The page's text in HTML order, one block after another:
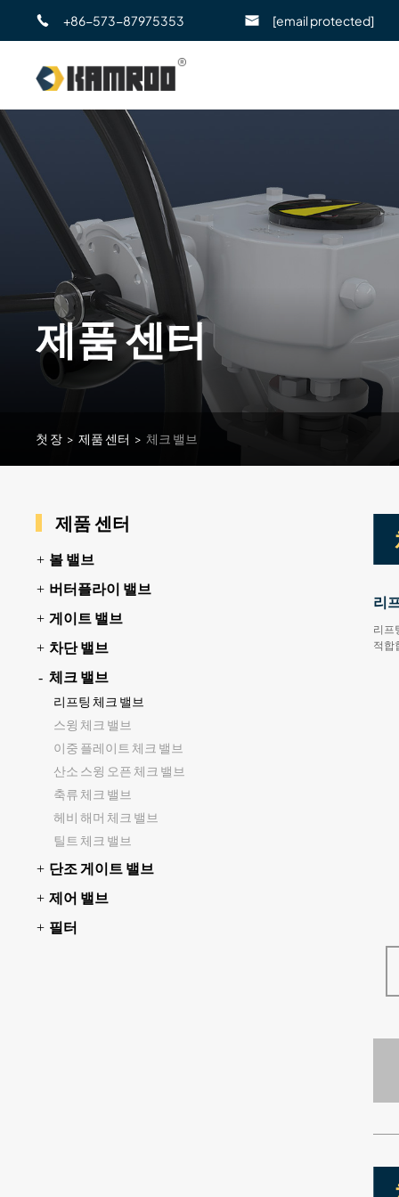
+86-573-87975353 [email protected]
제품 센터
첫 장 > 제품 센터 > 체크 밸브
제품 센터
볼 밸브
버터플라이 밸브
게이트 밸브
차단 밸브
체크 밸브
리프팅 체크 밸브
스윙 체크 밸브
이중 플레이트 체크 밸브
산소 스윙 오픈 체크 밸브
축류 체크 밸브
헤비 해머 체크 밸브
틸트 체크 밸브
단조 게이트 밸브
제어 밸브
필터
리
리프
적합